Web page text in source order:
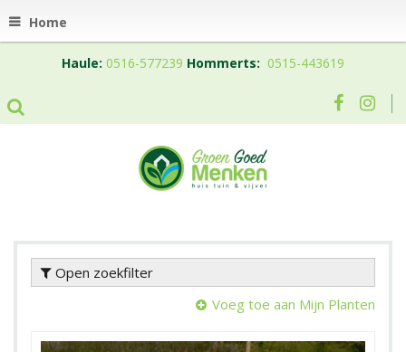
Home
Haule: 0516-577239 Hommerts: 0515-443619
Open zoekfilter
Voeg toe aan Mijn Planten